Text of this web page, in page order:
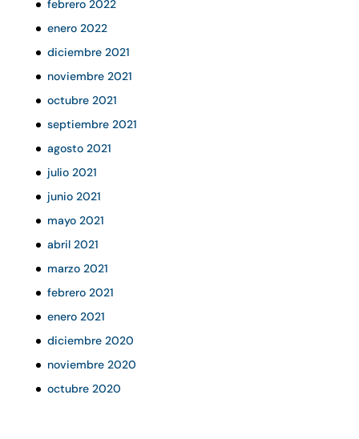
febrero 2022
enero 2022
diciembre 2021
noviembre 2021
octubre 2021
septiembre 2021
agosto 2021
julio 2021
junio 2021
mayo 2021
abril 2021
marzo 2021
febrero 2021
enero 2021
diciembre 2020
noviembre 2020
octubre 2020